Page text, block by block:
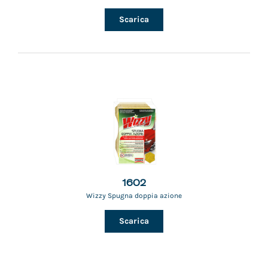
Scarica
1602
Wizzy Spugna doppia azione
Scarica